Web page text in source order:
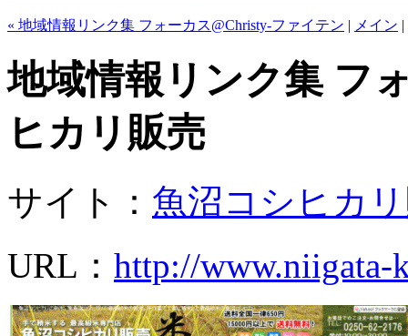
« 地域情報リンク集 フォーカス@Christy-ファイテン | メイン |
地域情報リンク集 フ
ヒカリ販売
サイト： 魚沼コシヒカ
URL： http://www.niigata-